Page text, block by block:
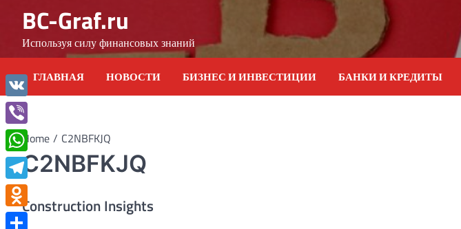
content
BC-Graf.ru
Используя силу финансовых знаний
ГЛАВНАЯ НОВОСТИ БИЗНЕС И ИНВЕСТИЦИИ БАНКИ И КРЕДИТЫ
Home C2NBFKJQ
C2NBFKJQ
Construction Insights
VK
Viber
WhatsApp
Telegram
Odnoklassniki